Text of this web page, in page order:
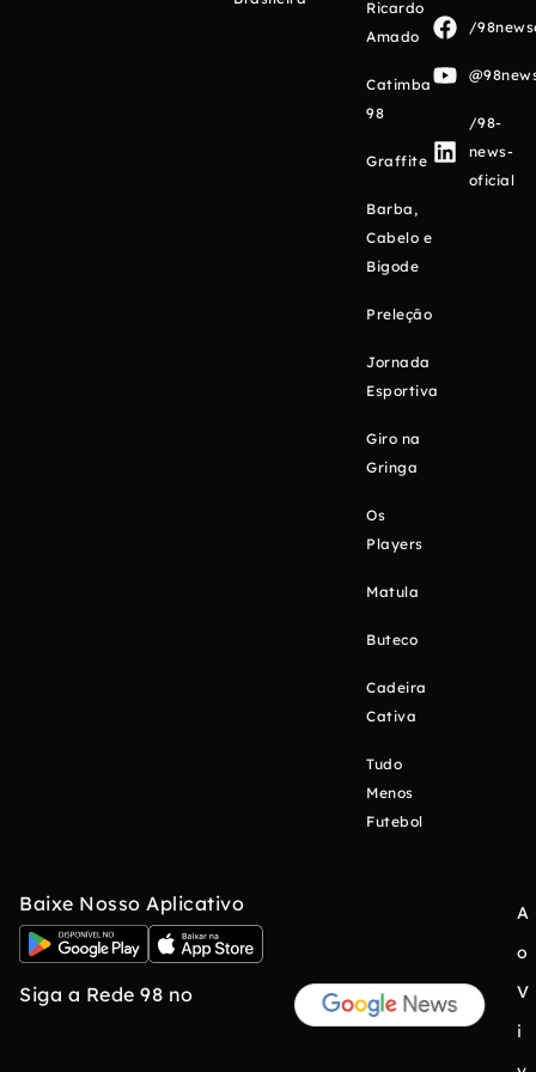
Ricardo
Amado
Catimba
98
Graffite
Barba,
Cabelo e
Bigode
Preleção
Jornada
Esportiva
Giro na
Gringa
Os
Players
Matula
Buteco
Cadeira
Cativa
Tudo
Menos
Futebol
/
/98-
news-
oficial
Baixe Nosso Aplicativo
Siga a Rede 98 no
A
o
V
i